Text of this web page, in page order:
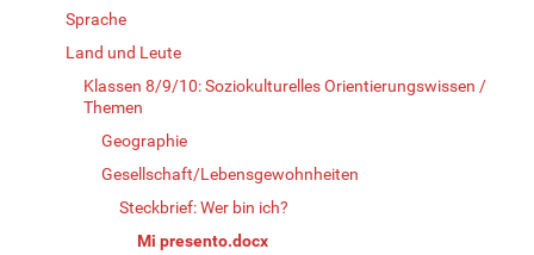
Sprache
Land und Leute
Klassen 8/9/10: Soziokulturelles Orientierungswissen /
Themen
Geographie
Gesellschaft/Lebensgewohnheiten
Steckbrief: Wer bin ich?
Mi presento.docx